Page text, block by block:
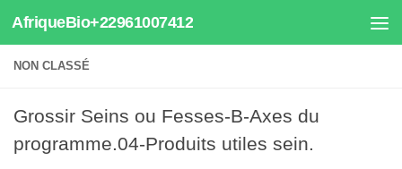
Au dessous du contenu
AfriqueBio+22961007412
NON CLASSÉ
Grossir Seins ou Fesses-B-Axes du
programme.04-Produits utiles sein.